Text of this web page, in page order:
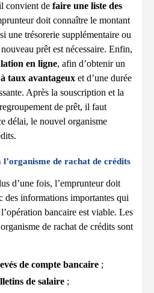
convient de faire une liste des
doit connaître le montant
une trésorerie supplémentaire ou
prêt est nécessaire. Enfin,
en ligne, afin d’obtenir un
taux avantageux et d’une durée
Après la souscription et la
de prêt, il faut
délai, le nouvel organisme
de rachat de crédits
d’une fois, l’emprunteur doit
des informations importantes qui
bancaire est viable. Les
de rachat de crédits sont
de compte bancaire ;
de salaire ;